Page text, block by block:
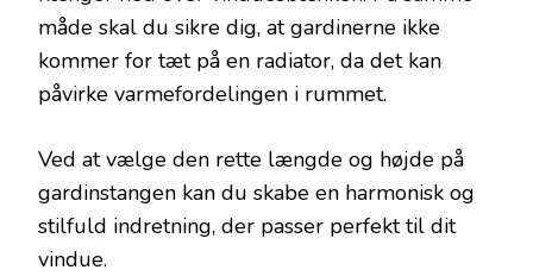
måde skal du sikre dig, at gardinerne ikke
kommer for tæt på en radiator, da det kan
påvirke varmefordelingen i rummet.
Ved at vælge den rette længde og højde på
gardinstangen kan du skabe en harmonisk og
stilfuld indretning, der passer perfekt til dit
vindue.